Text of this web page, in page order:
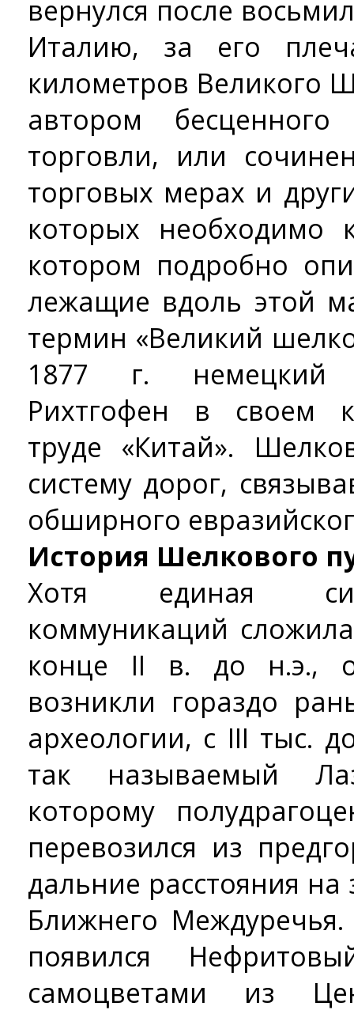
вернулся после
Италию, за его
километров Великого
автором
торговли, или
торговых мерах и
которых необходимо
котором подробно
лежащие вдоль этой
термин «Великий
1877 г. немецкий
Рихтгофен в своем
труде «Китай».
систему дорог,
обширного
История Шелкового
Хотя единая
коммуникаций
конце II в. до н.э.,
возникли гораздо
археологии, с III тыс.
так называемый
которому
перевозился из
дальние расстояния
Ближнего
появился
самоцветами из